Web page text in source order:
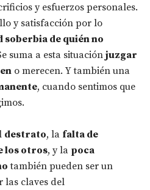
y esfuerzos personales.
y satisfacción por lo
soberbia de quién no
suma a esta situación juzgar
o merecen. Y también una
, cuando sentimos que
destrato, la falta de
los otros, y la poca
también pueden ser un
las claves del